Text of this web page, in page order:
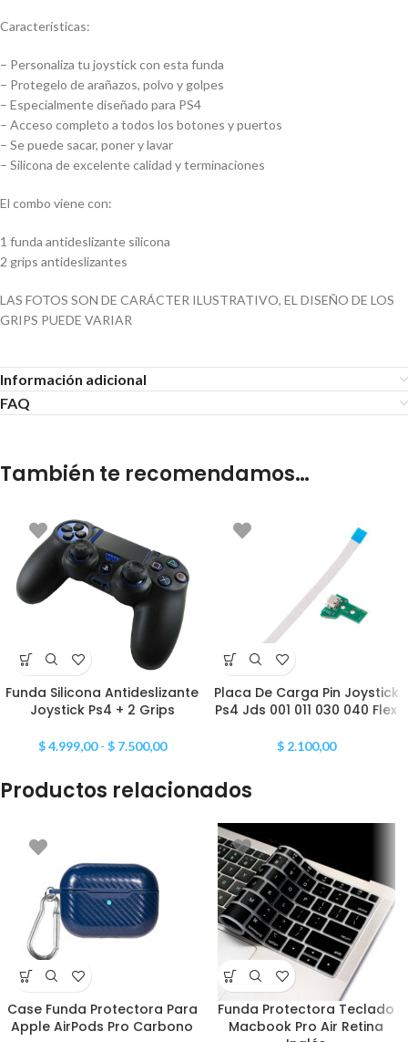
Características:
– Personaliza tu joystick con esta funda
– Protegelo de arañazos, polvo y golpes
– Especialmente diseñado para PS4
– Acceso completo a todos los botones y puertos
– Se puede sacar, poner y lavar
– Silicona de excelente calidad y terminaciones
El combo viene con:
1 funda antideslizante silicona
2 grips antideslizantes
LAS FOTOS SON DE CARÁCTER ILUSTRATIVO, EL DISEÑO DE LOS
GRIPS PUEDE VARIAR
Información adicional
FAQ
También te recomendamos…
Funda Silicona Antideslizante
Joystick Ps4 + 2 Grips
$4.999,00 - $7.500,00
Placa De Carga Pin Joystick
Ps4 Jds 001 011 030 040 Flex
$2.100,00
Productos relacionados
Case Funda Protectora Para
Apple AirPods Pro Carbono
Funda Protectora Teclado
Macbook Pro Air Retina